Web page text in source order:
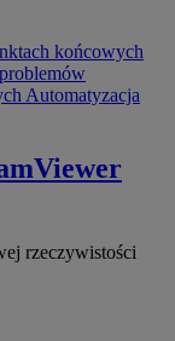
końcowych
Automatyzacja
rzeczywistości